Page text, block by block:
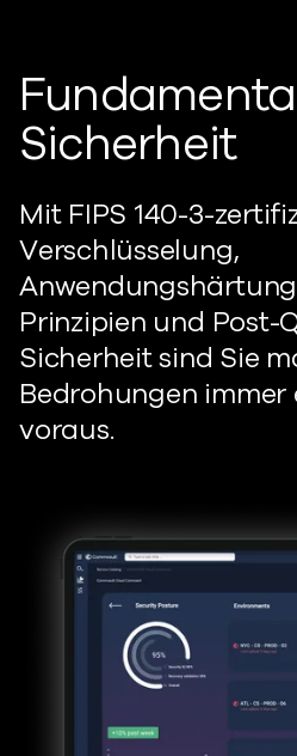
Sicherheit
Mit FIPS 140-3-
Verschlüsselung,
Prinzipien und Post-
Sicherheit sind Sie
Bedrohungen
voraus.